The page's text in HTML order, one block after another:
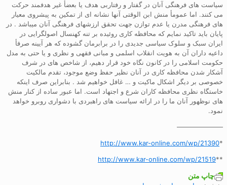
سیاست های فرهنگی آنان در گفتار و رفتاربی هدف یا بعضأ غیر هدفمند حرکت
می کنند. اما عمومأ منش ابن الوقتی آنها نشانه ای از تمکین به پیشروی معیار
های فرهنگی مدرن یا عدم توازن جهت تحقق ارزشهای فرهنگی آنان میباشد . در
پایان باید تاکید نمایم که محافظه کاری روئیده بر تنه کهنسال اصولگرایی در
ایران سبک و سلوک سیاسی جدیدی را در برابرمان گشوده که هر آیینه صرفأ
داعیه داران آن به هویت انقلاب اسلمی و مبانی فقهی و نظری و یا حتی به مدل
حکومت اسلامی را در کانون نگاه خود قرار دهیم، از شاخص های در شرف
آشکار شدن محافظه کاری در آنان نظیر حفظ وضع موجود، تقدم مالکیت
خصوصی بر دیگر اشکال ماکیت و … غافل خواهیم شد . بنابراین صرف اینکه
خاستگاه نظری محافظه کاران شرع و اجتهاد است. اما عبور ساده از کنار منش
های نوظهور آنان ما را در ارائه سیاست های راهبردی با دشواری روبرو خواهد
نمود.
———————
*
http://www.kar-online.com/wp/21390
**
http://www.kar-online.com/wp/21519
چاپ متن